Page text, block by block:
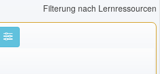
Filterung nach Lernressourcen